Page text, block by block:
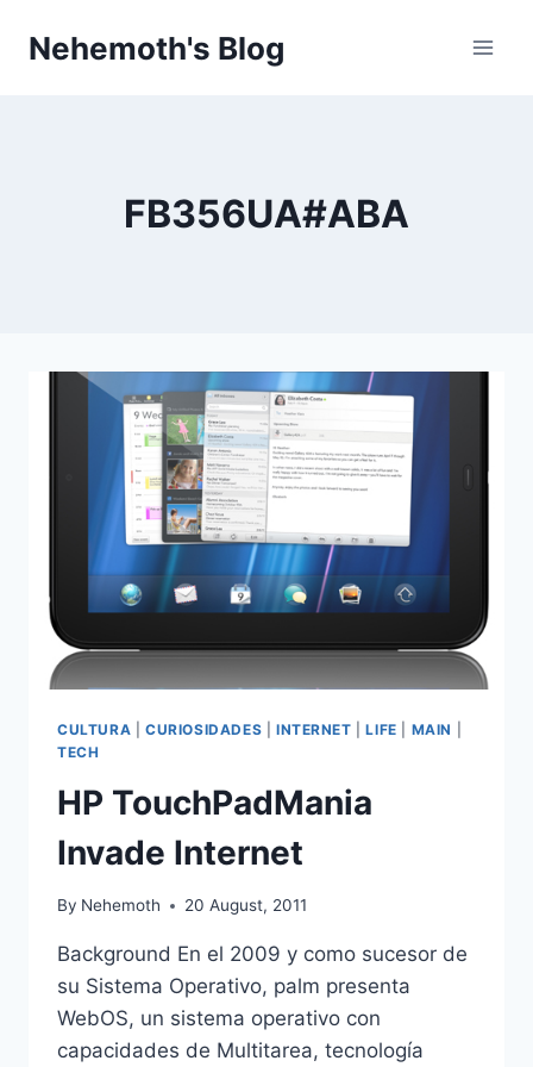
Nehemoth's Blog
FB356UA#ABA
CULTURA CURIOSIDADES INTERNET |LIFE MAIN
TECH
HP TouchPadMania
Invade Internet
By Nehemoth 20 August, 2011
Background En el 2009 y como sucesor de
su Sistema Operativo, palm presenta
WebOS, un sistema operativo con
capacidades de Multitarea, tecnología